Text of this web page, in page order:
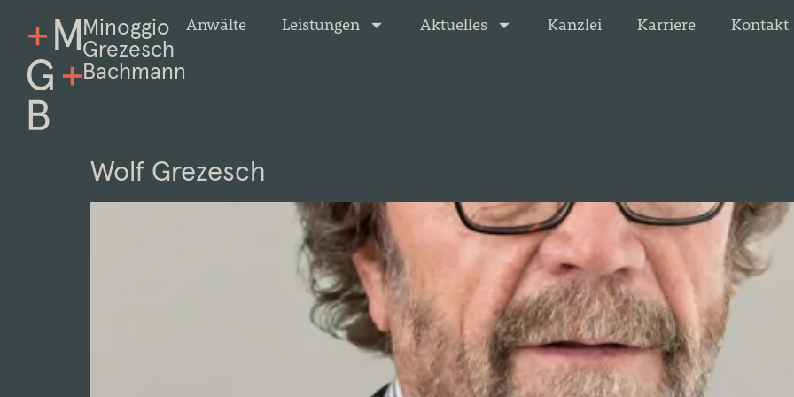
Minoggio
Grezesch
Bachmann
Anwälte Leistungen Aktuelles Kanzlei Karriere Kontakt
Wolf Grezesch